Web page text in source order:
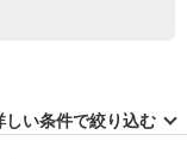
しい条件で絞り込む